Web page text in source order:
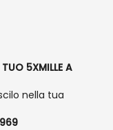
5XMILLE A
nella tua